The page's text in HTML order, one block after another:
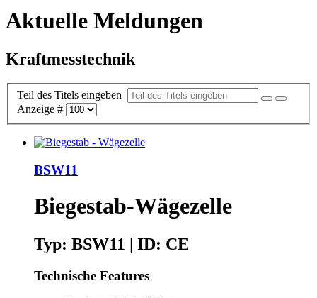
Aktuelle Meldungen
Kraftmesstechnik
Teil des Titels eingeben
Anzeige #
BSW11
Biegestab-Wägezelle
Typ: BSW11 | ID: CE
Technische Features